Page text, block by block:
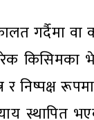
गर्दैमा वा
किसिमका
निष्पक्ष
स्थापित